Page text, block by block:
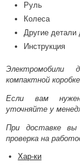
Руль
Колеса
Другие детали
Инструкция
Электромобили
компактной
Если вам нужен
уточняйте у
При доставке
проверка на
Хар-ки